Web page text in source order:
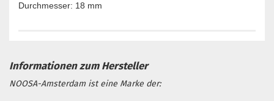
Durchmesser: 18 mm
NOOSA-Amsterdam ist eine Marke der: